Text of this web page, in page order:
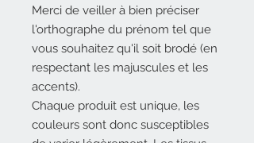
Merci de veiller à bien préciser
l'orthographe du prénom tel que
vous souhaitez qu'il soit brodé (en
respectant les majuscules et les
accents).
Chaque produit est unique, les
couleurs sont donc susceptibles